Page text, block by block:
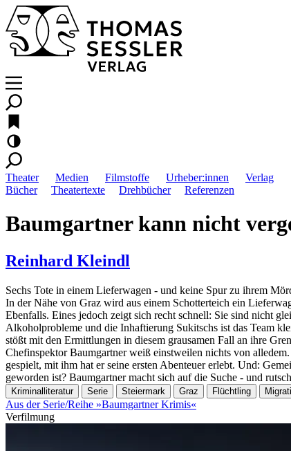
Theater Medien Filmstoffe Urheber:innen
Verlag
Bücher
Theatertexte Drehbücher Referenzen
Baumgartner kann nicht
Reinhard Kleindl
Sechs Tote in einem Lieferwagen - und keine Spur zu ihrem
In der Nähe von Graz wird aus einem Schotterteich ein
Ebenfalls. Eines jedoch zeigt sich recht schnell: Sie sind nicht
Alkoholprobleme und die Inhaftierung Sukitschs ist das Team
stößt mit den Ermittlungen in diesem grausamen Fall an ihre
Chefinspektor Baumgartner weiß einstweilen nichts von
gespielt, mit ihm hat er seine ersten Abenteuer erlebt. Und:
geworden ist? Baumgartner macht sich auf die Suche - und
Kriminalliteratur Serie Steiermark Graz Flüchtling
Aus der Serie/Reihe »Baumgartner Krimis«
Verfilmung